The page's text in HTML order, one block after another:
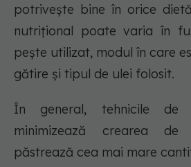
potrivește bine în orice
nutrițional poate varia în
pește utilizat, modul în care
gătire și tipul de ulei folosit.
În general, tehnicile de
minimizează crearea de
păstrează cea mai mare